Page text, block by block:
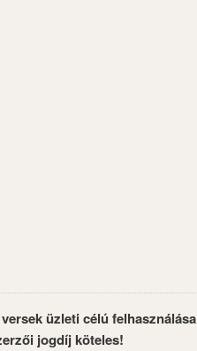
üzleti célú felhasználása
jogdíj köteles!